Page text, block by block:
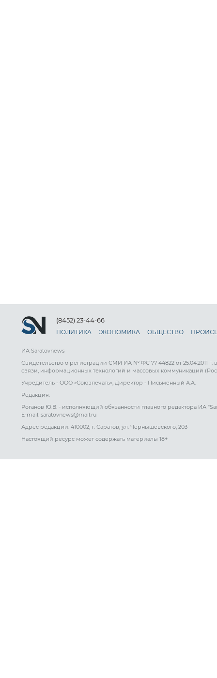
(8452) 23-44-66
ПОЛИТИКА ЭКОНОМИКА ОБЩЕСТВО
ИА Saratovnews
Свидетельство о регистрации СМИ ИА № ФС 77-44822 от 25.04.2011
связи, информационных технологий и массовых коммуникаций
Учредитель - ООО «Союзпечать», Директор - Письменный А.А.
Редакция:
Роганов Ю.В. - исполняющий обязанности главного редактора ИА
E-mail: saratovnews@mail.ru
Адрес редакции: 410002, г. Саратов, ул. Чернышевского, 203
Настоящий ресурс может содержать материалы 18+